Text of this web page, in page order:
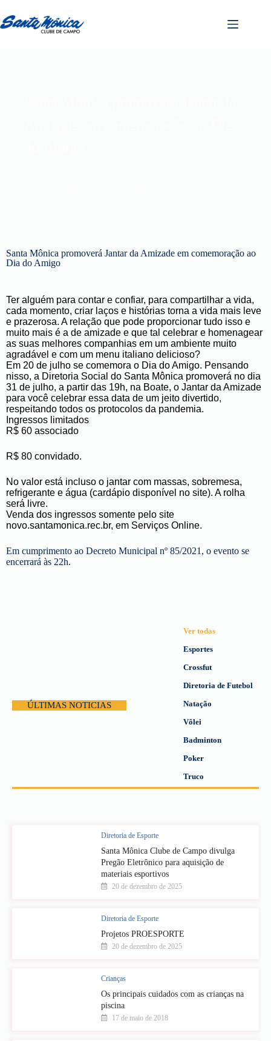
Santa Mônica promoverá Jantar da Amizade em comemoração ao
Dia do Amigo
Ter alguém para contar e confiar, para compartilhar a vida,
cada momento, criar laços e histórias torna a vida mais leve
e prazerosa. A relação que pode proporcionar tudo isso e
muito mais é a de amizade e que tal celebrar e homenagear
as suas melhores companhias em um ambiente muito
agradável e com um menu italiano delicioso?
Em 20 de julho se comemora o Dia do Amigo. Pensando
nisso, a Diretoria Social do Santa Mônica promoverá no dia
31 de julho, a partir das 19h, na Boate, o Jantar da Amizade
para você celebrar essa data de um jeito divertido,
respeitando todos os protocolos da pandemia.
Ingressos limitados
R$ 60 associado
R$ 80 convidado.
No valor está incluso o jantar com massas, sobremesa,
refrigerante e água (cardápio disponível no site). A rolha
será livre.
Venda dos ingressos somente pelo site
novo.santamonica.rec.br, em Serviços Online.
Em cumprimento ao Decreto Municipal nº 85/2021, o evento se
encerrará às 22h.
ÚLTIMAS NOTICIAS
Ver todas
Esportes
Crossfut
Diretoria de Futebol
Natação
Vôlei
Badminton
Poker
Truco
Diretoria de Esporte
Santa Mônica Clube de Campo divulga
Pregão Eletrônico para aquisição de
materiais esportivos
20 de dezembro de 2025
Diretoria de Esporte
Projetos PROESPORTE
20 de dezembro de 2025
Crianças
Os principais cuidados com as crianças na
piscina
17 de maio de 2018